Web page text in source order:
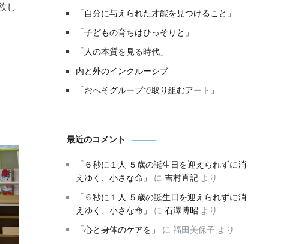
し
「自分に与えられた才能を見つけること」
「子どもの育ちはひっそりと」
「人の本質を見る時代」
内と外のインクルーシブ
「おへそグループで取り組むアート」
最近のコメント
「６秒に１人 ５歳の誕生日を迎えられずに消
えゆく、小さな命」
に 吉村直記 より
「６秒に１人 ５歳の誕生日を迎えられずに消
えゆく、小さな命」
に 石澤博昭 より
「心と身体のケアを」
に 福田美保子 より